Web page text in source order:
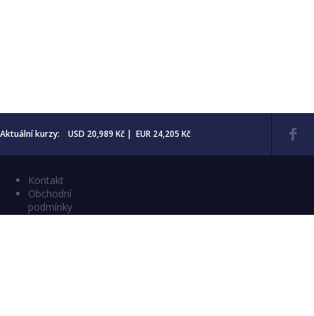
Aktuální kurzy: USD 20,989 Kč | EUR 24,205 Kč
Kontakt
Obchodní
podmínky